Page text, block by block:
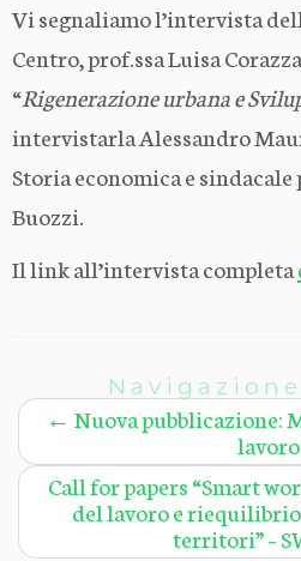
Vi segnaliamo l’intervista
Centro, prof.ssa Luisa
“Rigenerazione urbana e
intervistarla Alessandro
Storia economica e sindacale
Buozzi.
Il link all’intervista completa
← Nuova pubblicazione:
lavoro
Call for papers “Smart
del lavoro e
territori” –